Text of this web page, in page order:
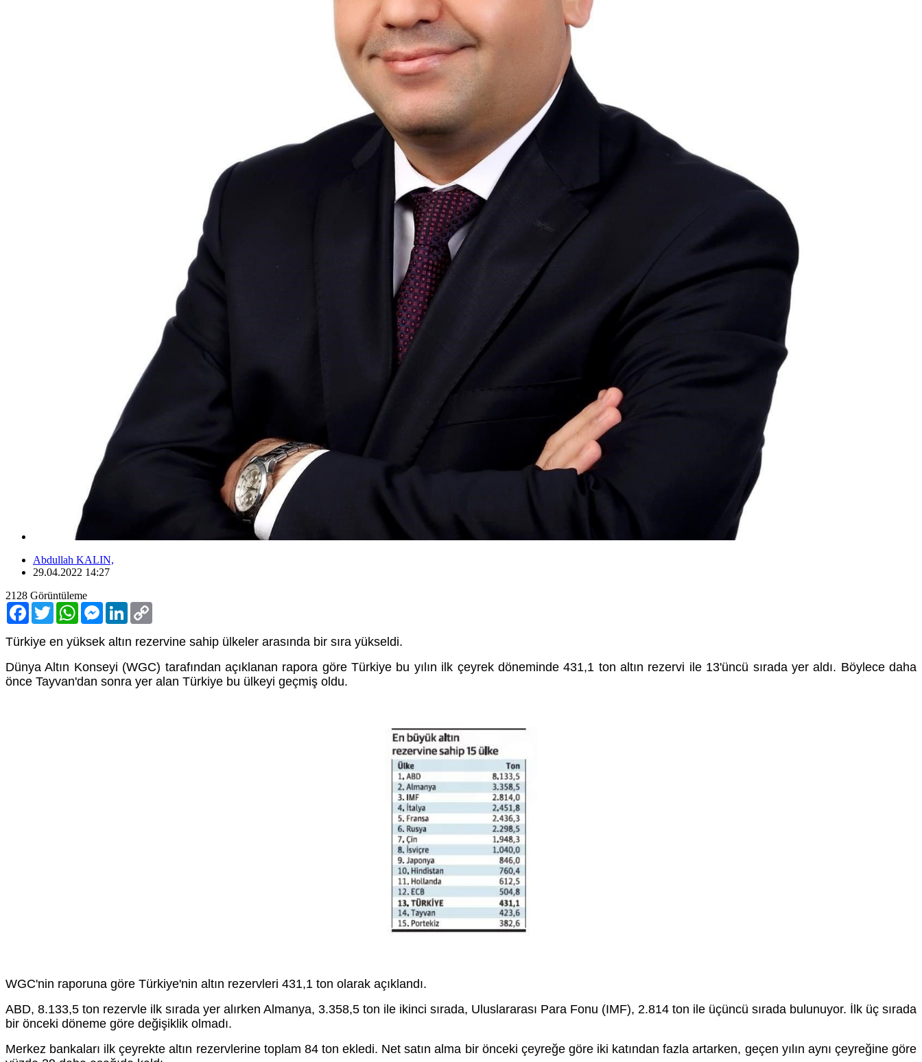
Abdullah KALIN,
29.04.2022 14:27
2128 Görüntüleme
Facebook
TwitterWhatsAppMessenger
LinkedIn
Türkiye en yüksek altın rezervine sahip ülkeler arasında bir sıra yükseldi.
Dünya Altın Konseyi (WGC) tarafından açıklanan rapora göre Türkiye bu yılın ilk çeyrek döneminde 431,1 ton altın rezervi ile 13'üncü sırada yer aldı. Böylece daha
önce Tayvan'dan sonra yer alan Türkiye bu ülkeyi geçmiş oldu.
WGC'nin raporuna göre Türkiye'nin altın rezervleri 431,1 ton olarak açıklandı.
ABD, 8.133,5 ton rezervle ilk sırada yer alırken Almanya, 3.358,5 ton ile ikinci sırada, Uluslararası Para Fonu (IMF), 2.814 ton ile üçüncü sırada bulunuyor. İlk üç sırada
bir önceki döneme göre değişiklik olmadı.
Merkez bankaları ilk çeyrekte altın rezervlerine toplam 84 ton ekledi. Net satın alma bir önceki çeyreğe göre iki katından fazla artarken, geçen yılın aynı çeyreğine göre